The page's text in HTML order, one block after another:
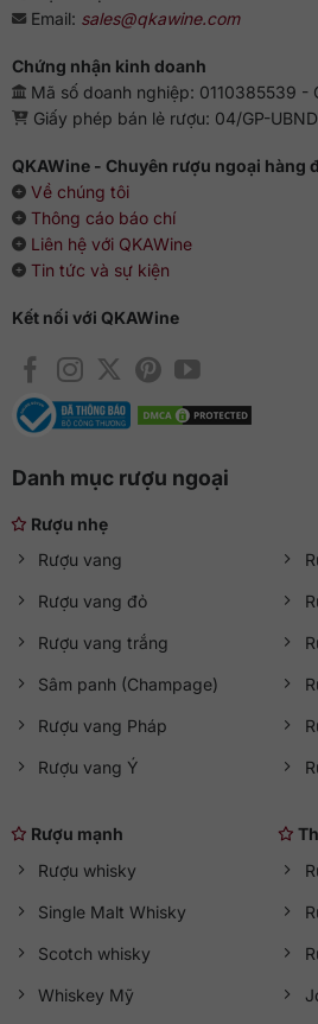
Email: sales@qkawine.com
Chứng nhận kinh doanh
Mã số doanh nghiệp: 0110385539 -
Giấy phép bán lẻ rượu: 04/GP-UBND
QKAWine - Chuyên rượu ngoại hàng
Về chúng tôi
Thông cáo báo chí
Liên hệ với QKAWine
Tin tức và sự kiện
Kết nối với QKAWine
Danh mục rượu ngoại
Rượu nhẹ
Rượu vang
Rượu vang đỏ
Rượu vang trắng
Sâm panh (Champage)
Rượu vang Pháp
Rượu vang Ý
Rượu mạnh
Rượu whisky
Single Malt Whisky
Scotch whisky
Whiskey Mỹ